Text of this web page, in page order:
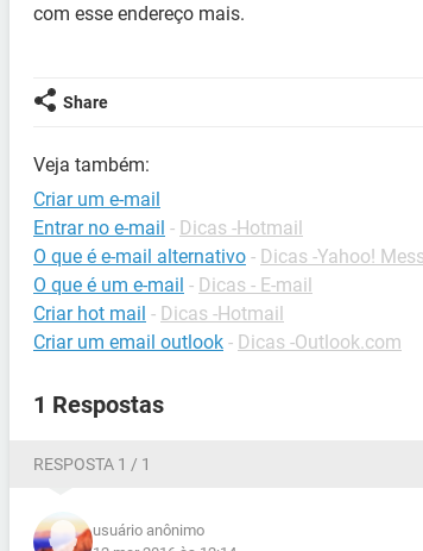
com esse endereço mais.
Share
Veja também:
Criar um e-mail
Entrar no e-mail - Dicas -Hotmail
O que é e-mail alternativo - Dicas -Yahoo!
O que é um e-mail - Dicas - E-mail
Criar hot mail - Dicas -Hotmail
Criar um email outlook - Dicas -Outlook.com
1 Respostas
RESPOSTA 1 / 1
usuário anônimo